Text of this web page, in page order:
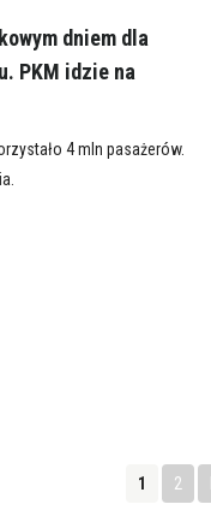
dniem dla
PKM idzie na
4 mln pasażerów.
1 2